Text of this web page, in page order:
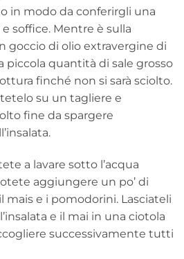
in modo da conferirgli una
soffice. Mentre è sulla
goccio di olio extravergine di
piccola quantità di sale grosso
finché non si sarà sciolto.
su un tagliere e
fine da spargere
a lavare sotto l’acqua
aggiungere un po’ di
mais e i pomodorini. Lasciateli
e il mai in una ciotola
successivamente tutti